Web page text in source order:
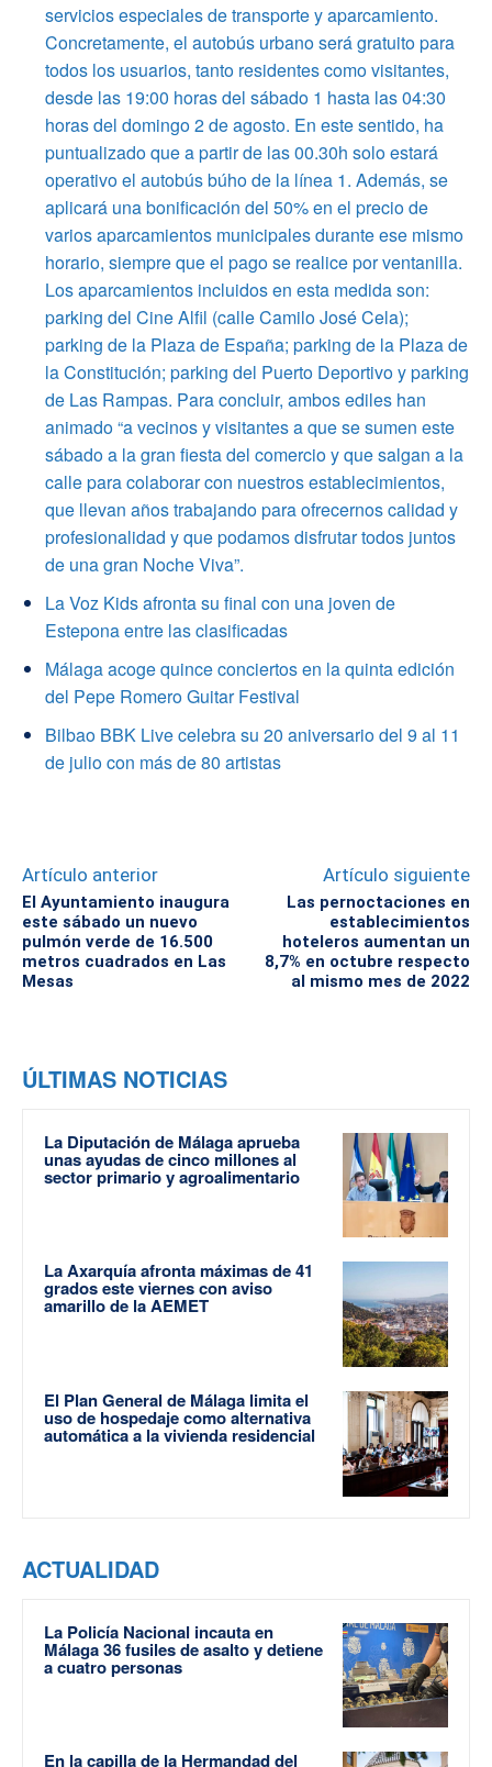
servicios especiales de transporte y aparcamiento.
Concretamente, el autobús urbano será gratuito para
todos los usuarios, tanto residentes como visitantes,
desde las 19:00 horas del sábado 1 hasta las 04:30
horas del domingo 2 de agosto. En este sentido, ha
puntualizado que a partir de las 00.30h solo estará
operativo el autobús búho de la línea 1. Además, se
aplicará una bonificación del 50% en el precio de
varios aparcamientos municipales durante ese mismo
horario, siempre que el pago se realice por ventanilla.
Los aparcamientos incluidos en esta medida son:
parking del Cine Alfil (calle Camilo José Cela);
parking de la Plaza de España; parking de la Plaza de
la Constitución; parking del Puerto Deportivo y parking
de Las Rampas. Para concluir, ambos ediles han
animado “a vecinos y visitantes a que se sumen este
sábado a la gran fiesta del comercio y que salgan a la
calle para colaborar con nuestros establecimientos,
que llevan años trabajando para ofrecernos calidad y
profesionalidad y que podamos disfrutar todos juntos
de una gran Noche Viva”.
La Voz Kids afronta su final con una joven de
Estepona entre las clasificadas
Málaga acoge quince conciertos en la quinta edición
del Pepe Romero Guitar Festival
Bilbao BBK Live celebra su 20 aniversario del 9 al 11
de julio con más de 80 artistas
Artículo anterior
El Ayuntamiento inaugura
este sábado un nuevo
pulmón verde de 16.500
metros cuadrados en Las
Mesas
Artículo siguiente
Las pernoctaciones en
establecimientos
hoteleros aumentan un
8,7% en octubre respecto
al mismo mes de 2022
ÚLTIMAS NOTICIAS
La Diputación de Málaga aprueba
unas ayudas de cinco millones al
sector primario y agroalimentario
La Axarquía afronta máximas de 41
grados este viernes con aviso
amarillo de la AEMET
El Plan General de Málaga limita el
uso de hospedaje como alternativa
automática a la vivienda residencial
ACTUALIDAD
La Policía Nacional incauta en
Málaga 36 fusiles de asalto y detiene
a cuatro personas
En la capilla de la Hermandad del